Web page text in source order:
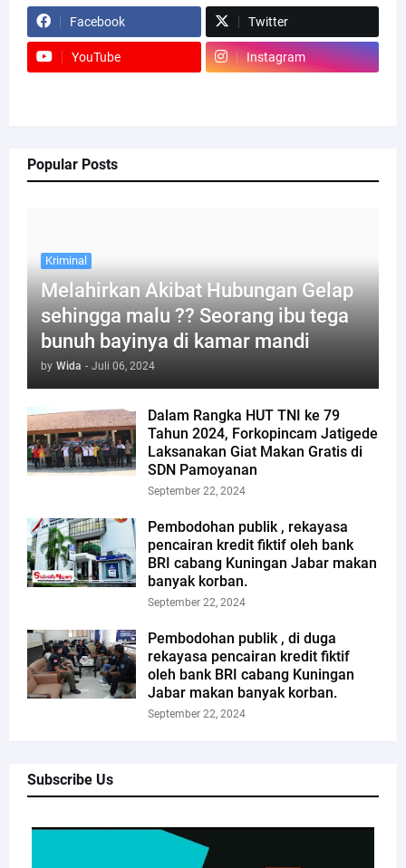
Facebook Twitter
YouTube Instagram
Popular Posts
Kriminal
Melahirkan Akibat Hubungan Gelap
sehingga malu ?? Seorang ibu tega
bunuh bayinya di kamar mandi
by Wida - Juli 06, 2024
Dalam Rangka HUT TNI ke 79
Tahun 2024, Forkopincam Jatigede
Laksanakan Giat Makan Gratis di
SDN Pamoyanan
September 22, 2024
Pembodohan publik , rekayasa
pencairan kredit fiktif oleh bank
BRI cabang Kuningan Jabar makan
banyak korban.
September 22, 2024
Pembodohan publik , di duga
rekayasa pencairan kredit fiktif
oleh bank BRI cabang Kuningan
Jabar makan banyak korban.
September 22, 2024
Subscribe Us